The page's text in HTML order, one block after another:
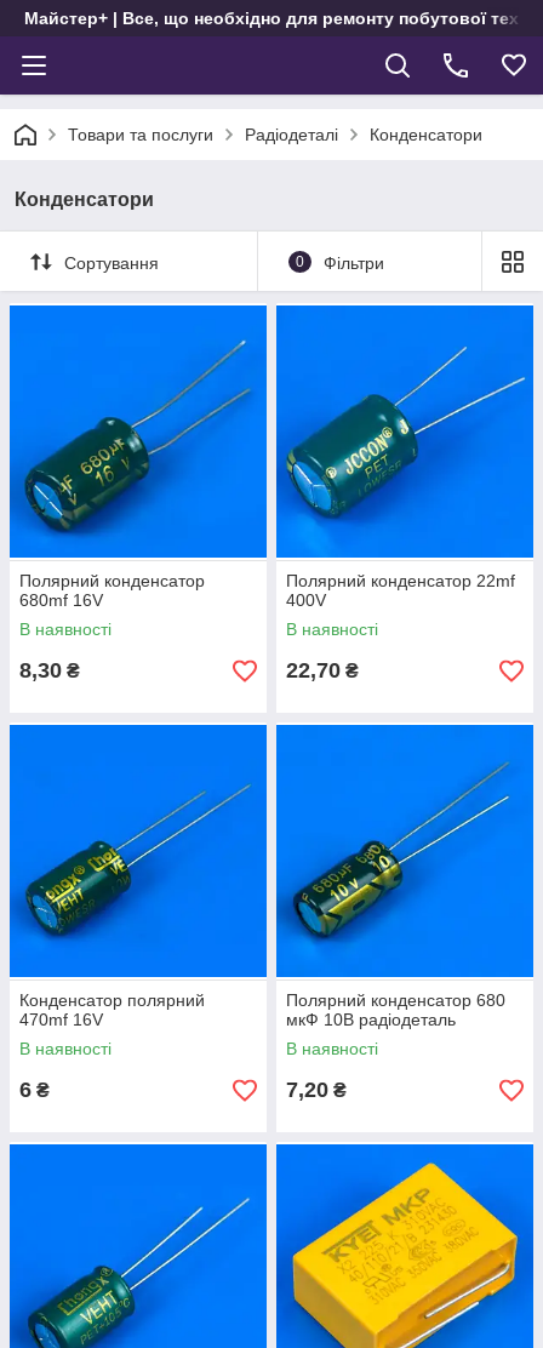
Майстер+ | Все, що необхідно для ремонту побутової
Товари та послуги Радіодеталі Конденсатори
Конденсатори
Сортування 0 Фільтри
Полярний конденсатор
680mf 16V
В наявності
8,30 ₴
Полярний конденсатор 22mf
400V
В наявності
22,70 ₴
Конденсатор полярний
470mf 16V
В наявності
6 ₴
Полярний конденсатор 680
мкФ 10В радіодеталь
В наявності
7,20 ₴